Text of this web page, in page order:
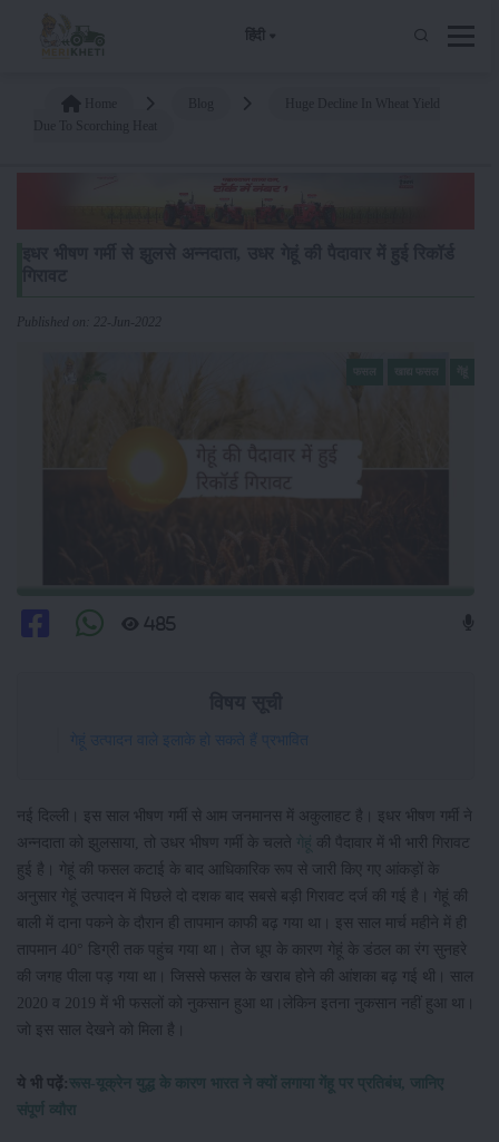
हिंदी
Published on: 22-Jun-2022
485
गेहूं उत्पादन वाले इलाके हो सकते हैं प्रभावित
नई दिल्ली। इस साल भीषण गर्मी से आम जनमानस में अकुलाहट है। इधर भीषण गर्मी ने
अन्नदाता को झुलसाया, तो उधर भीषण गर्मी के चलते गेहूं
की पैदावार में भी भारी गिरावट
हुई है। गेहूं की फसल कटाई के बाद आधिकारिक रूप से जारी किए गए आंकड़ों के
अनुसार गेहूं उत्पादन में पिछले दो दशक बाद सबसे बड़ी गिरावट दर्ज की गई है। गेहूं की
बाली में दाना पकने के दौरान ही तापमान काफी बढ़ गया था। इस साल मार्च महीने में ही
तापमान 40° डिग्री तक पहुंच गया था। तेज धूप के कारण गेहूं के डंठल का रंग सुनहरे
की जगह पीला पड़ गया था। जिससे फसल के खराब होने की आंशका बढ़ गई थी। साल
2020 व 2019 में भी फसलों को नुकसान हुआ था।लेकिन इतना नुकसान नहीं हुआ था।
जो इस साल देखने को मिला है।
ये भी पढ़ें: रूस-यूक्रेन युद्ध के कारण भारत ने क्यों लगाया गेंहू पर प्रतिबंध, जानिए
संपूर्ण व्यौरा